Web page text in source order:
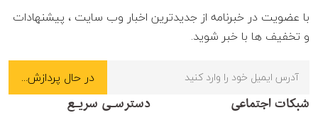
با عضویت در خبرنامه از جدیدترین اخبار وب سایت ، پیشنهادات
و تخفیف ها با خبر شوید.
شبکات اجتماعی دسترسـی سریـع